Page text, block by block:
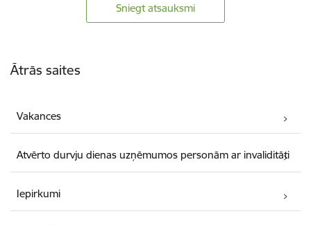
Sniegt atsauksmi
Ātrās saites
Vakances
Atvērto durvju dienas uzņēmumos personām ar invaliditāti
Iepirkumi